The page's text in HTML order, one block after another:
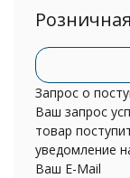
Запрос о
Ваш запрос
товар
уведомление
Ваш E-Mail